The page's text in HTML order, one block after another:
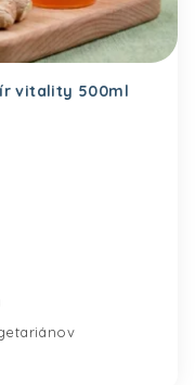
vitality 500ml